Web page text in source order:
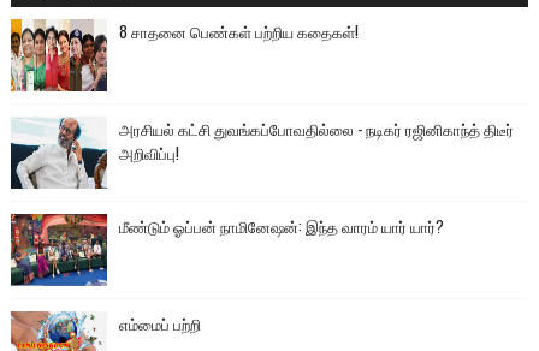
8 சாதனை பெண்கள் பற்றிய கதைகள்!
அரசியல் கட்சி துவங்கப்போவதில்லை - நடிகர் ரஜினிகாந்த் திடீர்
அறிவிப்பு!
மீண்டும் ஓப்பன் நாமினேஷன்: இந்த வாரம் யார் யார்?
எம்மைப் பற்றி